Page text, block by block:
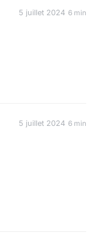
5 juillet 2024 6 min
5 juillet 2024 6 min